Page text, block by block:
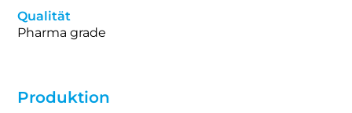
Qualität
Pharma grade
Produktion